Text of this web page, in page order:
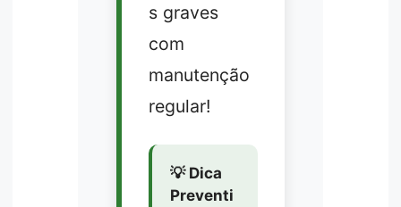
s graves
com
manutenção
regular!
💡 Dica
Preventi